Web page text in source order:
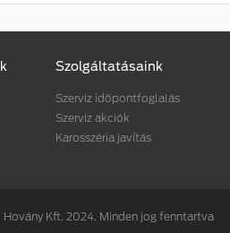
Szolgáltatásaink
Szerviz időpontfoglalás
Szerviz akciók
Karosszéria javítás
Hovány Kft. 2024. Minden jog fenntartva